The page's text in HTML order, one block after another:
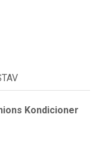
Kondicioner